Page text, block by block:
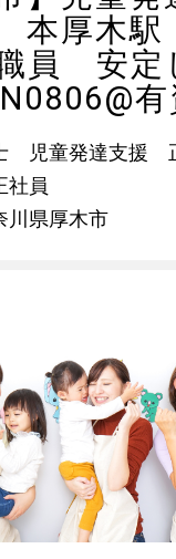
本厚木
員 安定
有
児童発達支援
社員
川県厚木市